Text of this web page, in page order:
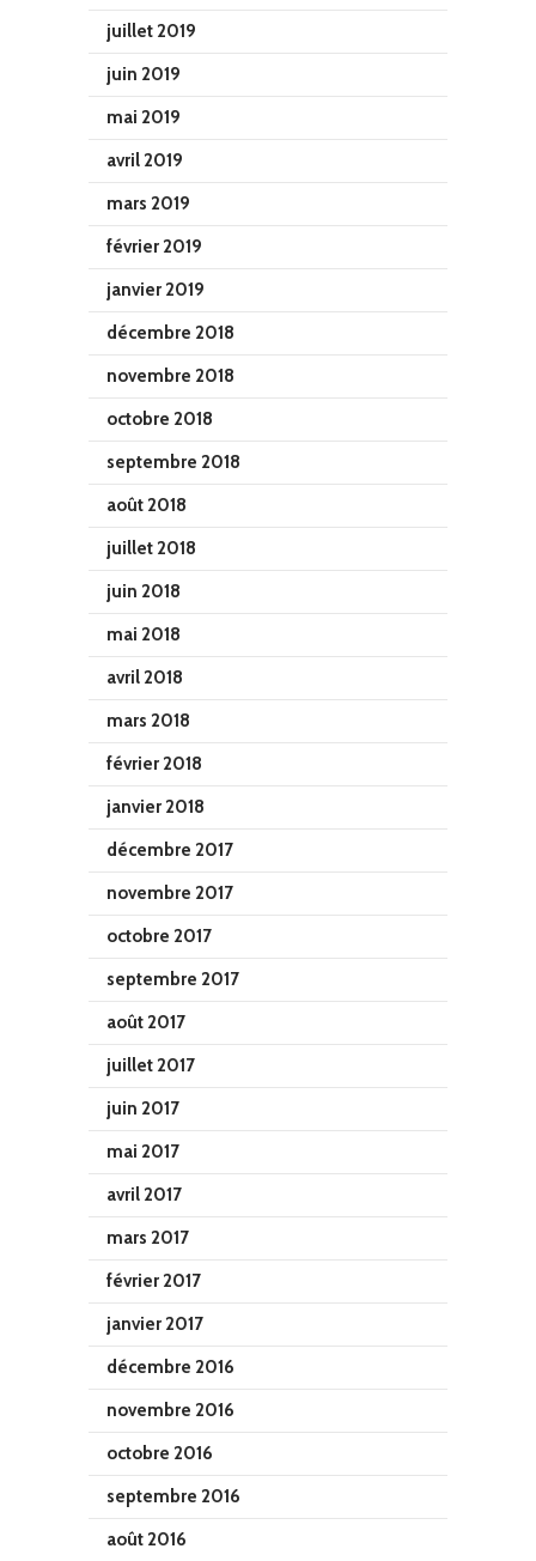
juillet 2019
juin 2019
mai 2019
avril 2019
mars 2019
février 2019
janvier 2019
décembre 2018
novembre 2018
octobre 2018
septembre 2018
août 2018
juillet 2018
juin 2018
mai 2018
avril 2018
mars 2018
février 2018
janvier 2018
décembre 2017
novembre 2017
octobre 2017
septembre 2017
août 2017
juillet 2017
juin 2017
mai 2017
avril 2017
mars 2017
février 2017
janvier 2017
décembre 2016
novembre 2016
octobre 2016
septembre 2016
août 2016